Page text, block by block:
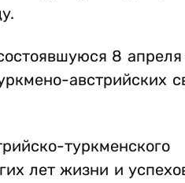
8
австрийских
лет жизни и